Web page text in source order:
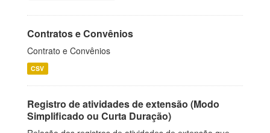
Contratos e Convênios
Contrato e Convênios
CSV
Registro de atividades de extensão (Modo
Simplificado ou Curta Duração)